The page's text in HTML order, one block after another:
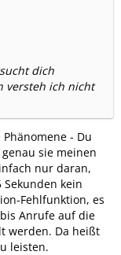
dich
versteh ich nicht
- Du
sie meinen
nur daran,
kein
Fehlfunktion, es
Anrufe auf die
werden. Da heißt
leisten.